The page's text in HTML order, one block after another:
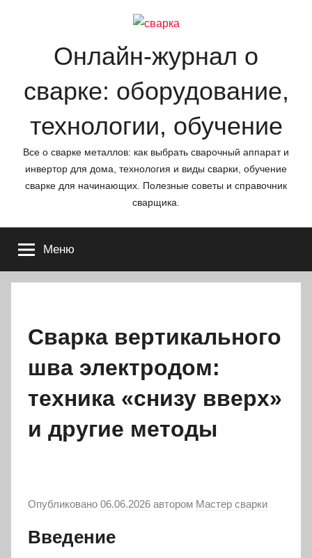
содержимомуОнлайн-журнал о
сварке: оборудование,
технологии, обучение
Все о сварке металлов: как выбрать сварочный аппарат и
инвертор для дома, технология и виды сварки, обучение
сварке для начинающих. Полезные советы и справочник
сварщика.
Меню
Сварка вертикального
шва электродом:
техника «снизу вверх»
и другие методы
Опубликовано 06.06.2026 автором Мастер сварки
Введение